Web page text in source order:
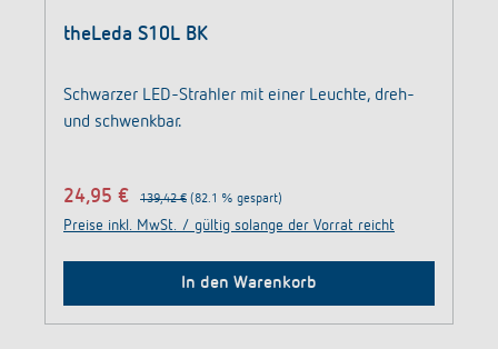
theLeda S10L BK
Schwarzer LED-Strahler mit einer Leuchte, dreh-
und schwenkbar.
24,95 € 139,42 € (82.1 % gespart)
Preise inkl. MwSt. / gültig solange der Vorrat reicht
In den Warenkorb